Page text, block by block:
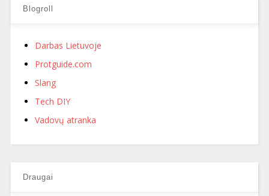
Blogroll
Darbas Lietuvoje
Protguide.com
Slang
Tech DIY
Vadovų atranka
Draugai